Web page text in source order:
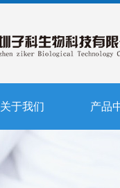
关于我们 产品